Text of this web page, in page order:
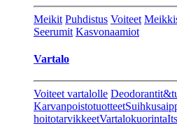
Meikit Puhdistus Voiteet
Seerumit Kasvonaamiot
Vartalo
Voiteet vartalolle
Karvanpoistotuotteet
hoitotarvikkeetVartalokuorinta